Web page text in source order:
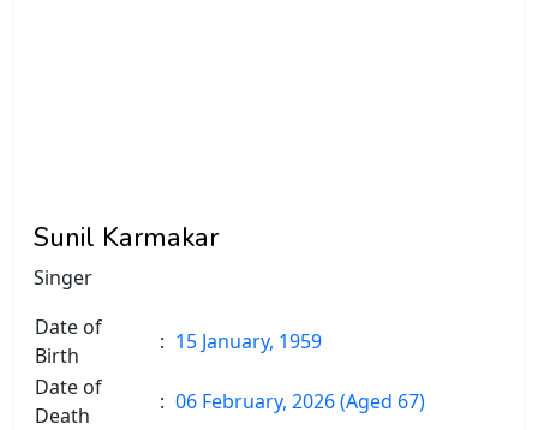
Sunil Karmakar
Singer
Date of
Birth
: 15 January, 1959
Date of
Death
: 06 February, 2026 (Aged 67)